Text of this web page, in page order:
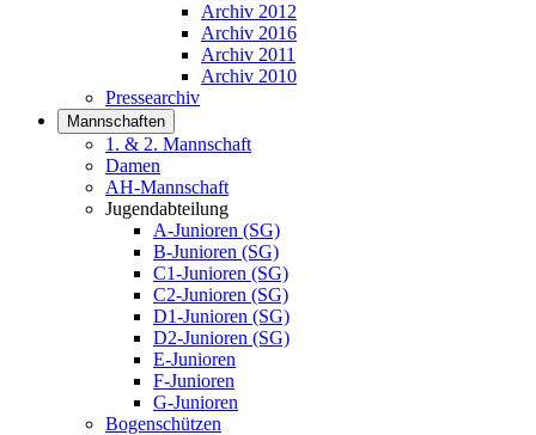
Archiv 2012
Archiv 2016
Archiv 2011
Archiv 2010
Pressearchiv
Mannschaften
1. & 2. Mannschaft
Damen
AH-Mannschaft
Jugendabteilung
A-Junioren (SG)
B-Junioren (SG)
C1-Junioren (SG)
C2-Junioren (SG)
D1-Junioren (SG)
D2-Junioren (SG)
E-Junioren
F-Junioren
G-Junioren
Bogenschützen